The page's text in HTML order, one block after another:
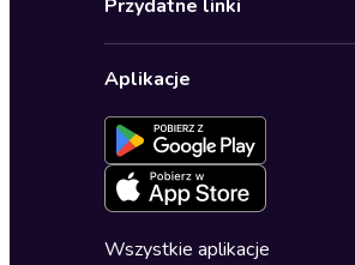
Biznes, marketing, ekonomia
Dla młodzieży
Ustawienia prywatności
Formularz zgłaszania
Deklaracja dostępności
Karnety
Oferta dla firm i bibliotek
Przydatne linki
Dołącz do newslettera
Blog
Zapowiedzi
Cykle audiobooków
Aplikacje
Wszystkie aplikacje